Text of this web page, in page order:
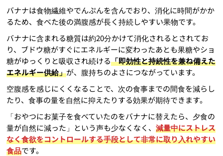
バナナは食物繊維やでんぷんを含んでおり、消化に時間がかか
るため、食べた後の満腹感が長く持続しやすい果物です。
バナナに含まれる糖質は約20分かけて消化されるとされてお
り、ブドウ糖がすぐにエネルギーに変わったあとも果糖やショ
糖がゆっくりと吸収され続ける「即効性と持続性を兼ね備えた
エネルギー供給」が、腹持ちのよさにつながっています。
空腹感を感じにくくなることで、次の食事までの間食を減らし
たり、食事の量を自然に抑えたりする効果が期待できます。
「おやつにお菓子を食べていたのをバナナに替えたら、夕食の
量が自然に減った」という声も少なくなく、減量中にストレス
なく食欲をコントロールする手段として非常に取り入れやすい
食品です。